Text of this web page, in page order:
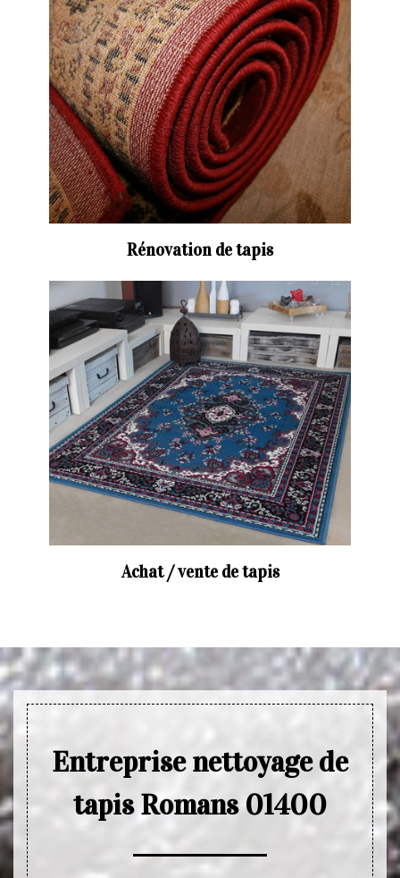
Rénovation de tapis
Achat / vente de tapis
Entreprise nettoyage de
tapis Romans 01400